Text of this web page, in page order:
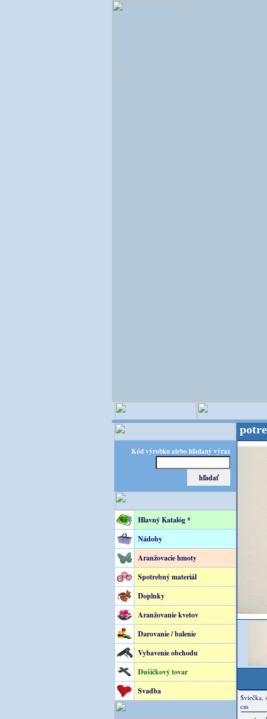
Kód výrobku alebo hľadaný výraz
Hlavný Katalóg *
Nádoby
Aranžovacie hmoty
Spotrebný materiál
Doplnky
Aranžovanie kvetov
Darovanie / balenie
Vybavenie obchodu
Dušičkový tovar
Svadba
FLORATEC – špecialista na floristické potreby!